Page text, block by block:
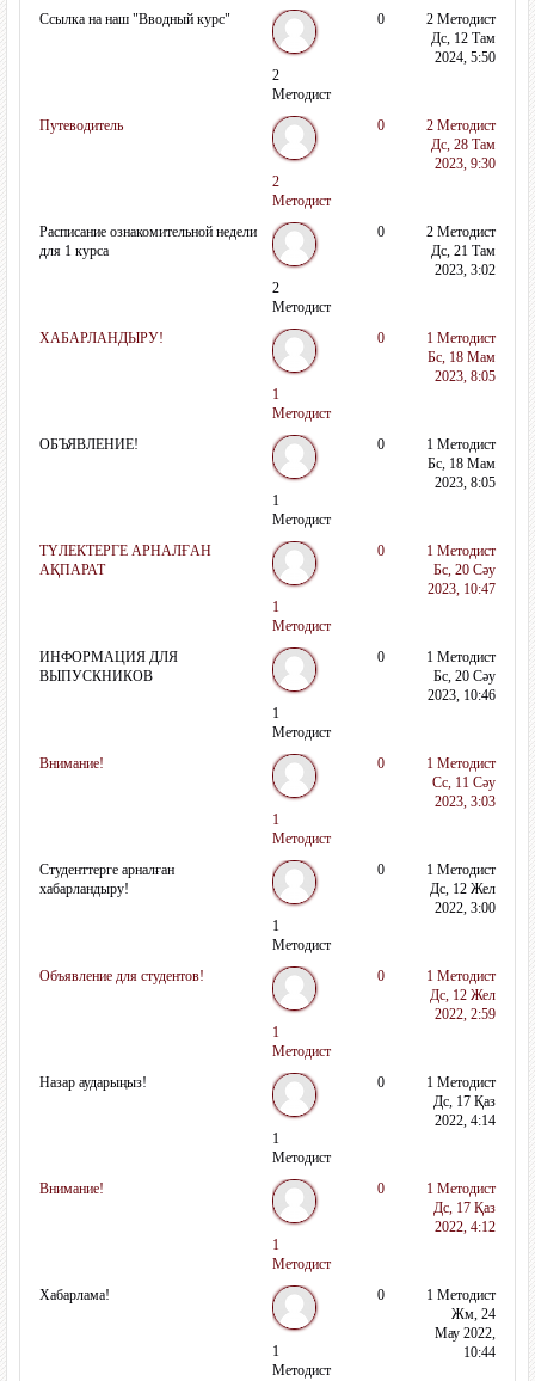
Ссылка на наш "Вводный курс"
2
Методист
0
2 Методист
Дс, 12 Там
2024, 5:50
Путеводитель
2
Методист
0
2 Методист
Дс, 28 Там
2023, 9:30
Расписание ознакомительной недели
для 1 курса
2
Методист
0
2 Методист
Дс, 21 Там
2023, 3:02
ХАБАРЛАНДЫРУ!
1
Методист
0
1 Методист
Бс, 18 Мам
2023, 8:05
ОБЪЯВЛЕНИЕ!
1
Методист
0
1 Методист
Бс, 18 Мам
2023, 8:05
ТҮЛЕКТЕРГЕ АРНАЛҒАН
АҚПАРАТ
1
Методист
0
1 Методист
Бс, 20 Сәу
2023, 10:47
ИНФОРМАЦИЯ ДЛЯ
ВЫПУСКНИКОВ
1
Методист
0
1 Методист
Бс, 20 Сәу
2023, 10:46
Внимание!
1
Методист
0
1 Методист
Сс, 11 Сәу
2023, 3:03
Студенттерге арналған
хабарландыру!
1
Методист
0
1 Методист
Дс, 12 Жел
2022, 3:00
Объявление для студентов!
1
Методист
0
1 Методист
Дс, 12 Жел
2022, 2:59
Назар аударыңыз!
1
Методист
0
1 Методист
Дс, 17 Қаз
2022, 4:14
Внимание!
1
Методист
0
1 Методист
Дс, 17 Қаз
2022, 4:12
Хабарлама!
1
Методист
0
1 Методист
Жм, 24
Мау 2022,
10:44